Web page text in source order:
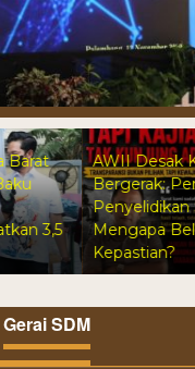
3,5
AWII Desak
Bergerak:
Penyelidikan
Mengapa Belum
Kepastian?
Gerai SDM